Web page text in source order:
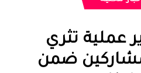
عملية تثري
ضمن